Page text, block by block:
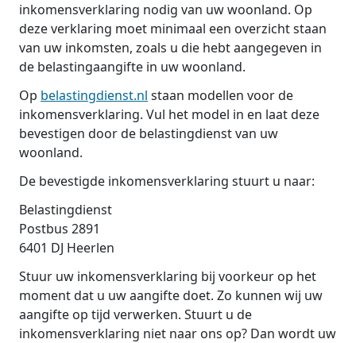
inkomensverklaring nodig van uw woonland. Op
deze verklaring moet minimaal een overzicht staan
van uw inkomsten, zoals u die hebt aangegeven in
de belastingaangifte in uw woonland.
Op belastingdienst.nl staan modellen voor de
inkomensverklaring. Vul het model in en laat deze
bevestigen door de belastingdienst van uw
woonland.
De bevestigde inkomensverklaring stuurt u naar:
Belastingdienst
Postbus 2891
6401 DJ Heerlen
Stuur uw inkomensverklaring bij voorkeur op het
moment dat u uw aangifte doet. Zo kunnen wij uw
aangifte op tijd verwerken. Stuurt u de
inkomensverklaring niet naar ons op? Dan wordt uw